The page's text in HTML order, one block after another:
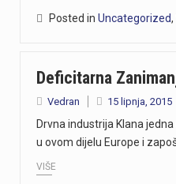
Posted in Uncategorized,
Deficitarna
Vedran 15 lipnja, 2015
Drvna industrija Klana
u ovom dijelu Europe i
VIŠE